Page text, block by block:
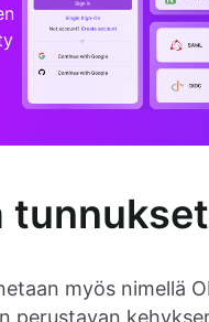
tunnukset
myös nimellä